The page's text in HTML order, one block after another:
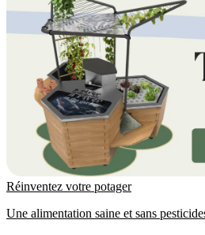
Réinventez votre potager
Une alimentation saine et sans